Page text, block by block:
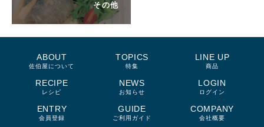
その他
ABOUT
佐伯屋について
TOPICS
特集
LINE UP
商品
RECIPE
レシピ
NEWS
お知らせ
LOGIN
ログイン
ENTRY
会員登録
GUIDE
ご利用ガイド
COMPANY
会社概要